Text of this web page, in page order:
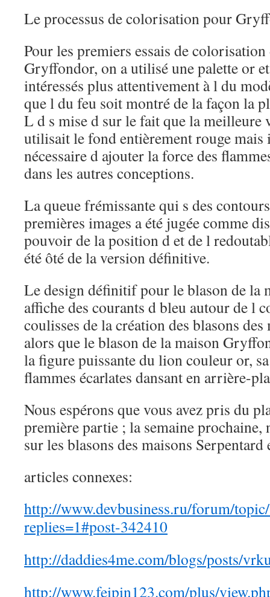
Le processus de colorisation pour
Pour les premiers essais de
Gryffondor, on a utilisé une palette or
intéressés plus attentivement à l du
que l du feu soit montré de la façon la
L d s mise d sur le fait que la meilleure
utilisait le fond entièrement rouge mais
nécessaire d ajouter la force des
dans les autres conceptions.
La queue frémissante qui s des
premières images a été jugée comme
pouvoir de la position d et de l
été ôté de la version définitive.
Le design définitif pour le blason de la
affiche des courants d bleu autour de l
coulisses de la création des blasons
alors que le blason de la maison
la figure puissante du lion couleur or,
flammes écarlates dansant en arrière-
Nous espérons que vous avez pris du
première partie ; la semaine prochaine,
sur les blasons des maisons
articles connexes:
http://www.devbusiness.ru/forum/
replies=1#post-342410
http://daddies4me.com/blogs/posts/
http://www.feipin123.com/plus/